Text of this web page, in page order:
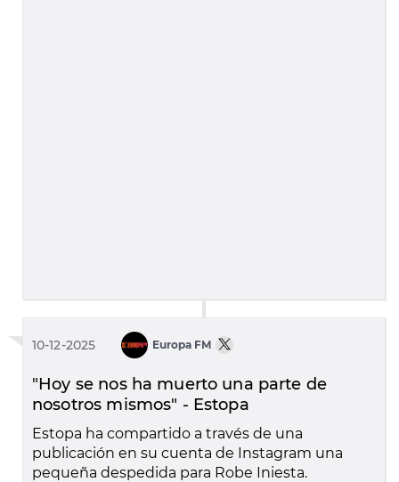
10-12-2025 Europa FM
"Hoy se nos ha muerto una parte de
nosotros mismos" - Estopa
Estopa ha compartido a través de una
publicación en su cuenta de Instagram una
pequeña despedida para Robe Iniesta.